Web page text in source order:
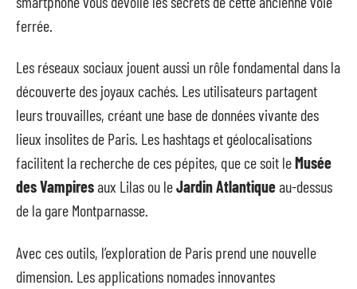
ferrée.
Les réseaux sociaux jouent aussi un rôle fondamental dans la
découverte des joyaux cachés. Les utilisateurs partagent
leurs trouvailles, créant une base de données vivante des
lieux insolites de Paris. Les hashtags et géolocalisations
facilitent la recherche de ces pépites, que ce soit leMusée
des Vampiresaux Lilas ou leJardin Atlantiqueau-dessus
de la gare Montparnasse.
Avec ces outils, l’exploration de Paris prend une nouvelle
dimension. Les applications nomades innovantes